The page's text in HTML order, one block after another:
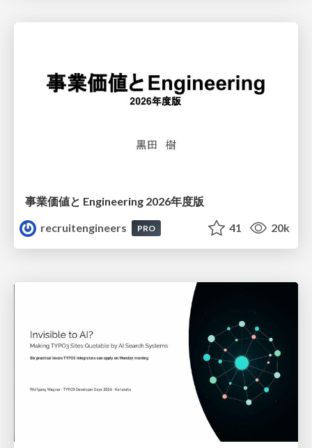
事業価値と Engineering 2026年度版
recruitengineers
PRO 41 20k